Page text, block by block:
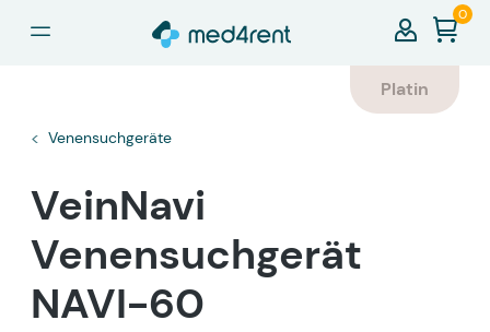
springen 0
Platin
Venensuchgeräte
VeinNavi
Venensuchgerät
NAVI-60